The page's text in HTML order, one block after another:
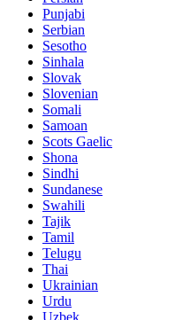
Punjabi
Serbian
Sesotho
Sinhala
Slovak
Slovenian
Somali
Samoan
Scots Gaelic
Shona
Sindhi
Sundanese
Swahili
Tajik
Tamil
Telugu
Thai
Ukrainian
Urdu
Uzbek